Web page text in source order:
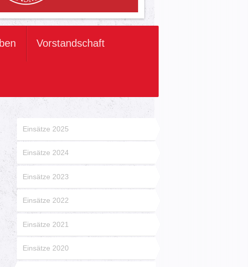
Vorstandschaft
Einsätze 2025
Einsätze 2024
Einsätze 2023
Einsätze 2022
Einsätze 2021
Einsätze 2020